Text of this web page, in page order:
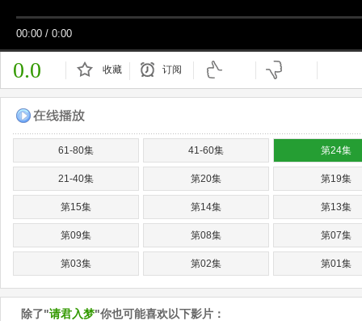
00:00 / 0:00
0.0 收藏 订阅
61-80集 41-60集 第24集
21-40集 第20集 第19集
第15集 第14集 第13集
第09集 第08集 第07集
第03集 第02集 第01集
除了"请君入梦"你也可能喜欢以下影片：